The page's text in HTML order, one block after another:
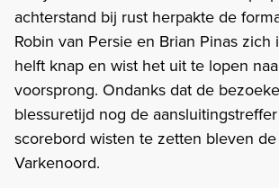
achterstand bij rust herpakte de
Robin van Persie en Brian Pinas
helft knap en wist het uit te lopen
voorsprong. Ondanks dat de
blessuretijd nog de
scorebord wisten te zetten bleven
Varkenoord.